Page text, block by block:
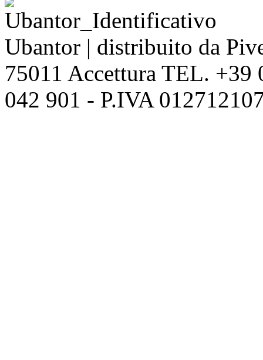
Ubantor | distribuito da
75011 Accettura TEL.
042 901 - P.IVA